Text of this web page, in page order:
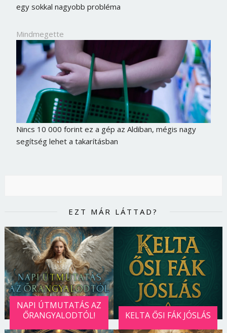
egy sokkal nagyobb probléma
Mindmegette
Nincs 10 000 forint ez a gép az Aldiban, mégis nagy
segítség lehet a takarításban
EZT MÁR LÁTTAD?
NAPI ÚTMUTATÁS AZ
ŐRANGYALODTÓL!
KELTA ŐSI FÁK JÓSLÁS